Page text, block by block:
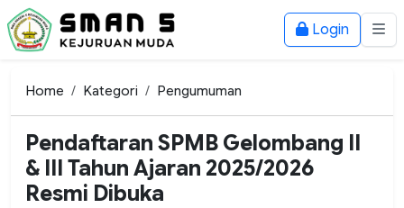
Login
Home Kategori Pengumuman
Pendaftaran SPMB Gelombang II
& III Tahun Ajaran 2025/2026
Resmi Dibuka